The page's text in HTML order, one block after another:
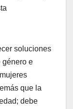
soluciones
género e
que la
debe